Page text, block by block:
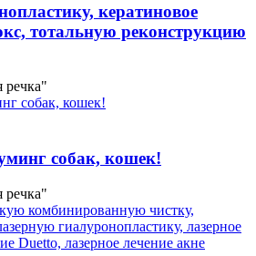
кератиновое
тотальную реконструкцию
речка"
собак, кошек!
речка"